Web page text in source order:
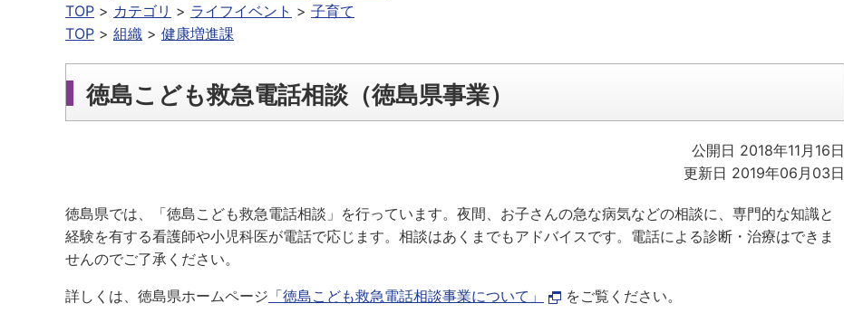
TOP
カテゴリ ライフイベント
子育て
TOP
組織 健康増進課
徳島こども救急電話相談（徳島県事業）
公開日 2018年11月16日
更新日 2019年06月03日
徳島県では、「徳島こども救急電話相談」を行っています。夜間、お子さんの急な病気などの相談に、専門的な知識と
経験を有する看護師や小児科医が電話で応じます。相談はあくまでもアドバイスです。電話による診断・治療はできま
せんのでご了承ください。
詳しくは、徳島県ホームページ 「徳島こども救急電話相談事業について」 をご覧ください。